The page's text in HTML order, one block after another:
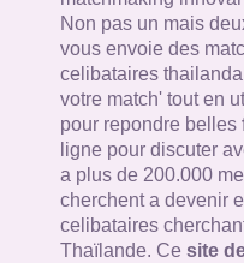
Non pas un mais
vous envoie des
celibataires
votre match' tout en
pour repondre belles
ligne pour discuter
a plus de 200.000
cherchent a devenir
celibataires
Thaïlande. Ce site